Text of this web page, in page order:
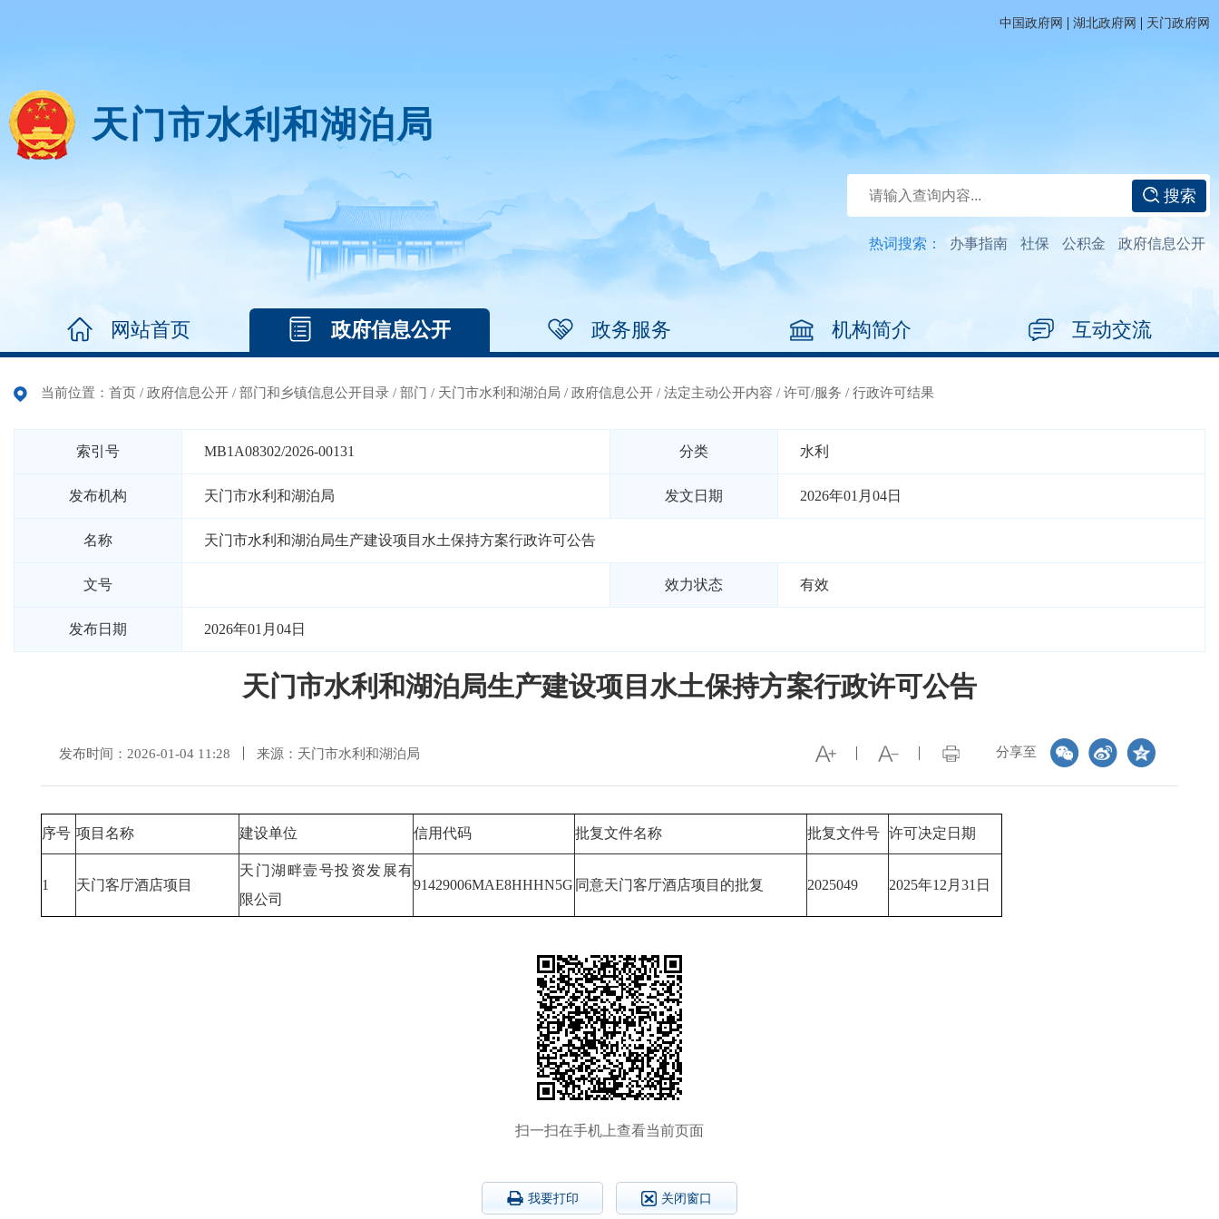
中国政府网 | 湖北政府网 | 天门政府网
天门市水利和湖泊局
搜索
热词搜索： 办事指南 社保 公积金 政府信息公开
网站首页 政府信息公开 政务服务 机构简介 互动交流
当前位置： 首页 / 政府信息公开 / 部门和乡镇信息公开目录 / 部门 / 天门市水利和湖泊局 / 政府信息公开 / 法定主动公开内容 / 许可/服务 / 行政许可结果
索引号 MB1A08302/2026-00131 分类 水利
发布机构 天门市水利和湖泊局 发文日期 2026年01月04日
名称 天门市水利和湖泊局生产建设项目水土保持方案行政许可公告
文号 效力状态 有效
发布日期 2026年01月04日
天门市水利和湖泊局生产建设项目水土保持方案行政许可公告
分享至
发布时间：2026-01-04 11:28 来源：天门市水利和湖泊局
序号 项目名称 建设单位 信用代码 批复文件名称 批复文件号 许可决定日期
1 天门客厅酒店项目
天门湖畔壹号投资发展有
限公司
91429006MAE8HHHN5G 同意天门客厅酒店项目的批复 2025049 2025年12月31日
扫一扫在手机上查看当前页面
我要打印 关闭窗口